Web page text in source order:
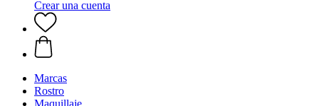
Crear una cuenta
Marcas
Rostro
Maquillaje